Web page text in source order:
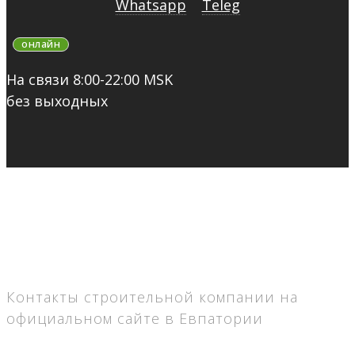
Whatsapp Teleg
онлайн
На связи 8:00-22:00 MSK
без выходных
Контакты строительной компании на
официальном сайте в Евпатории